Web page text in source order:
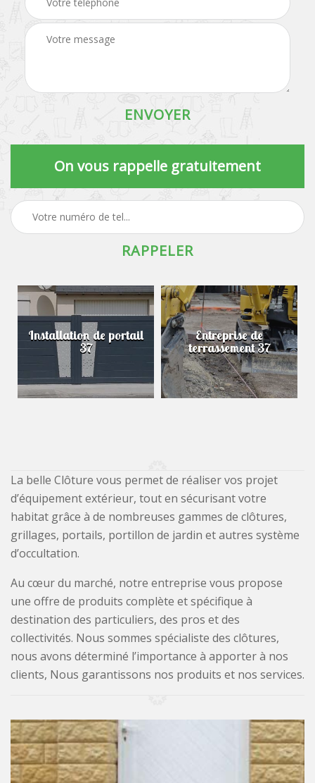
On vous rappelle gratuitement
Installation de portail
37
Entreprise de
terrassement 37
La belle Clôture vous permet de réaliser vos projet
d’équipement extérieur, tout en sécurisant votre
habitat grâce à de nombreuses gammes de clôtures,
grillages, portails, portillon de jardin et autres système
d’occultation.
Au cœur du marché, notre entreprise vous propose
une offre de produits complète et spécifique à
destination des particuliers, des pros et des
collectivités. Nous sommes spécialiste des clôtures,
nous avons déterminé l’importance à apporter à nos
clients, Nous garantissons nos produits et nos services.